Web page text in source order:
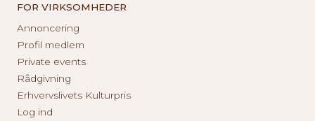
FOR VIRKSOMHEDER
Annoncering
Profil medlem
Private events
Rådgivning
Erhvervslivets Kulturpris
Log ind